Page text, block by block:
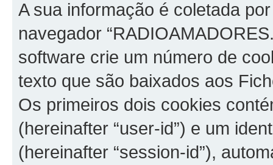
A sua informação é coletada
navegador
software crie um número de
texto que são baixados aos
Os primeiros dois cookies
(hereinafter “user-id”) e um
(hereinafter “session-id”),